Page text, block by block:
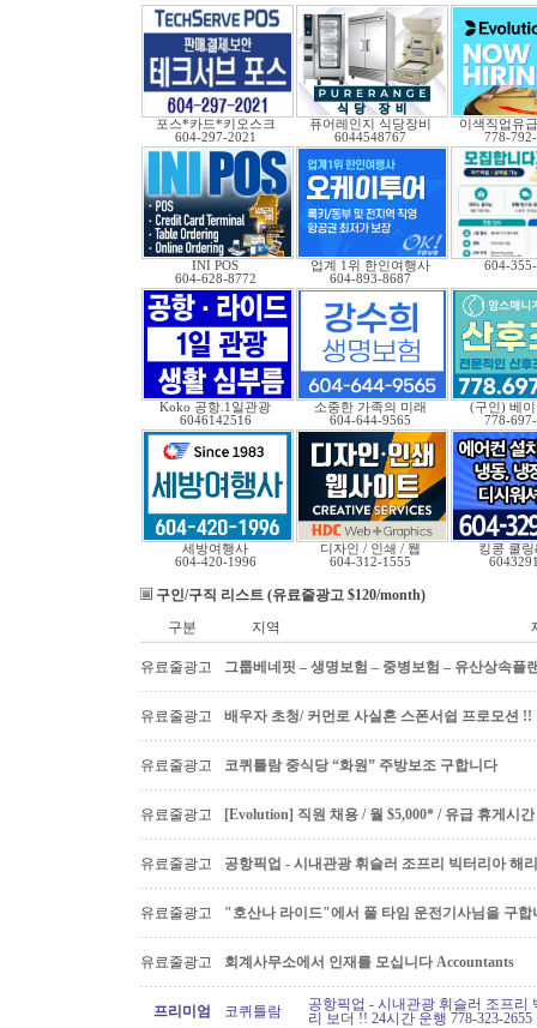
포스*카드*키오스크
604-297-2021
퓨어레인지 식당장비
6044548767
이색직업유
778-
INI POS
604-628-8772
업계 1위 한인여행사
604-893-8687
604-
Koko 공항.1일관광
6046142516
소중한 가족의 미래
604-644-9565
(구인) 베
778-
세방여행사
604-420-1996
디자인 / 인쇄 / 웹
604-312-1555
킹콩 쿨
구인/구직 리스트 (유료줄광고 $120/month)
구분
지역
유료줄광고 그룹베네핏 – 생명보험 – 중병보험 – 유산상속플
유료줄광고 배우자 초청/ 커먼로 사실혼 스폰서쉽 프로모션 !!
유료줄광고 코퀴틀람 중식당 “화원” 주방보조 구합니다
유료줄광고 [Evolution] 직원 채용 / 월 $5,000* / 유급 휴게시
유료줄광고 공항픽업 - 시내관광 휘슬러 조프리 빅터리아 해
유료줄광고 "호산나 라이드"에서 풀 타임 운전기사님을 구합
유료줄광고 회계사무소에서 인재를 모십니다 Accountants
프리미엄 코퀴틀람
공항픽업 - 시내관광 휘슬러 조프
리 보더 !! 24시간 운행 778-323-2655